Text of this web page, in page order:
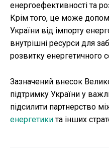
енергоефективності та
Крім того, це може
України від імпорту
внутрішні ресурси для
розвитку енергетичного
Зазначений внесок
підтримку України у
підсилити партнерство
енергетикита інших